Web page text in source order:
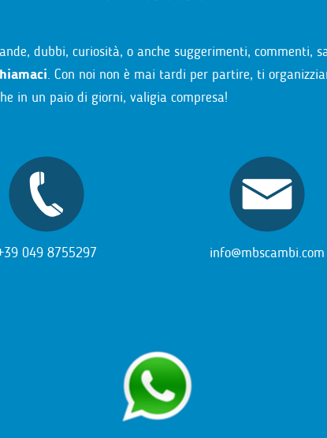
dubbi, curiosità, o anche suggerimenti, commenti,
. Con noi non è mai tardi per partire, ti
in un paio di giorni, valigia compresa!
049 8755297 info@mbscambi.com